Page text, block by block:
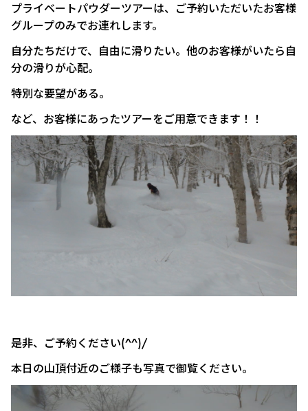
プライベートパウダーツアーは、ご予約いただいたお客様
グループのみでお連れします。
自分たちだけで、自由に滑りたい。他のお客様がいたら自
分の滑りが心配。
特別な要望がある。
など、お客様にあったツアーをご用意できます！！
是非、ご予約ください(^^)/
本日の山頂付近のご様子も写真で御覧ください。